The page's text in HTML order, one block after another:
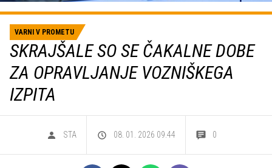
VARNI V PROMETU
SKRAJŠALE SO SE ČAKALNE DOBE
ZA OPRAVLJANJE VOZNIŠKEGA
IZPITA
STA 08. 01. 2026 09.44 0